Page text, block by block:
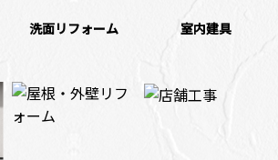
洗面リフォーム 室内建具